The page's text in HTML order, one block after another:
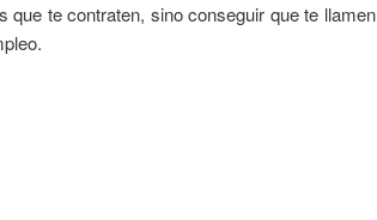
que te contraten, sino conseguir que te llamen